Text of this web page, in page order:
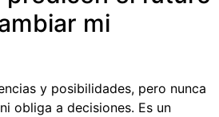
mi
y posibilidades, pero nunca
obliga a decisiones. Es un